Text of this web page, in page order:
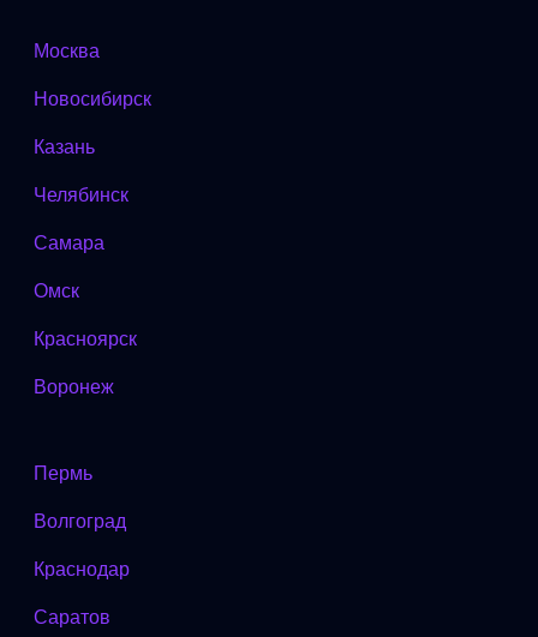
Москва
Новосибирск
Казань
Челябинск
Самара
Омск
Красноярск
Воронеж
Пермь
Волгоград
Краснодар
Саратов